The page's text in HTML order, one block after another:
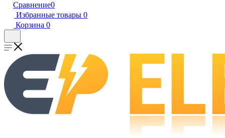
Сравнение0
Избранные товары 0
Корзина 0